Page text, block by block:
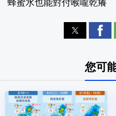
蜂蜜水也能對付喉嚨乾癢
您可